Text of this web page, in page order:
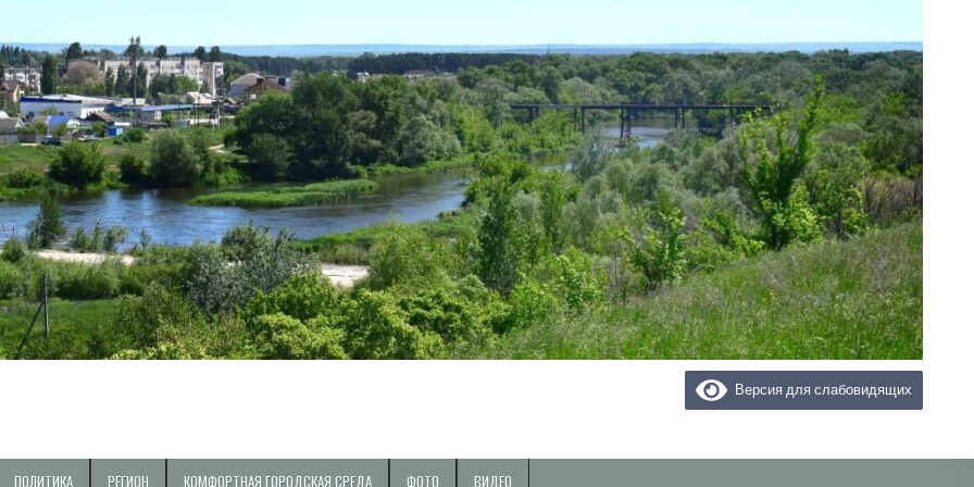
Версия для слабовидящих
ПОЛИТИКА РЕГИОН КОМФОРТНАЯ ГОРОДСКАЯ СРЕДА ФОТО ВИДЕО